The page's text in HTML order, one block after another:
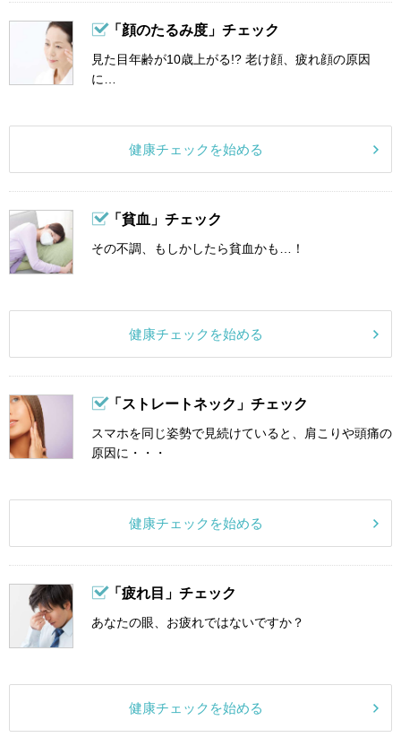
「顔のたるみ度」チェック
見た目年齢が10歳上がる!? 老け顔、疲れ顔の原因
に…
健康チェックを始める
「貧血」チェック
その不調、もしかしたら貧血かも…！
健康チェックを始める
「ストレートネック」チェック
スマホを同じ姿勢で見続けていると、肩こりや頭痛の
原因に・・・
健康チェックを始める
「疲れ目」チェック
あなたの眼、お疲れではないですか？
健康チェックを始める